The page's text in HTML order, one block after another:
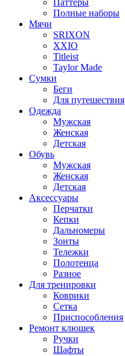
Паттеры
Полные наборы
Мячи
SRIXON
XXIO
Titleist
Taylor Made
Сумки
Беги
Для путешествия
Одежда
Мужская
Женская
Детская
Обувь
Мужская
Женская
Детская
Аксессуары
Перчатки
Кепки
Дальномеры
Зонты
Тележки
Полотенца
Разное
Для тренировки
Коврики
Сетка
Приспособления
Ремонт клюшек
Ручки
Шафты